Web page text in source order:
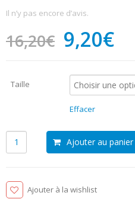
Il n’y pas encore d’avis.
16,20€ 9,20€
Taille
Effacer
Ajouter au panier
Ajouter à la wishlist